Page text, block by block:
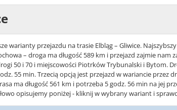
warianty przejazdu na trasie Elbląg – Gliwice.
– droga ma długość 589 km i przejazd zajmie nam
50 i 70 i miejscowości Piotrków Trybunalski i Bytom.
55 min. Trzecią opcją jest przejazd w wariancie przez
ma długość 561 km i potrzeba 5 godz. 56 min na jej
opisujemy poniżej - kliknij w wybrany wariant i